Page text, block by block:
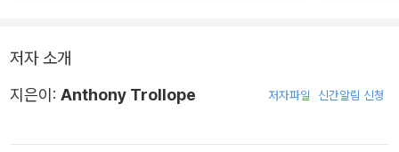
저자 소개
지은이: Anthony Trollope 저자파일 신간알림 신청